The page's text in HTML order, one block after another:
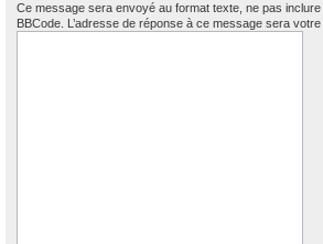
Ce message sera envoyé au format texte, ne pas
BBCode. L’adresse de réponse à ce message sera